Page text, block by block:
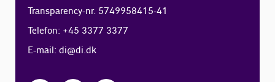
Transparency-nr. 5749958415-41
Telefon: +45 3377 3377
E-mail:di@di.dk